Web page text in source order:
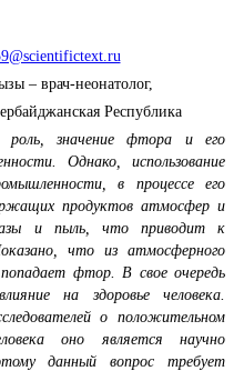
– врач-неонатолог,
Республика
роль, значение фтора и его
Однако, использование
в процессе его
продуктов атмосфер и
и пыль, что приводит к
что из атмосферного
попадает фтор. В свое очередь
на здоровье человека.
о положительном
оно является научно
данный вопрос требует